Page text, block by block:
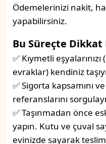
Ödemelerinizi nakit,
yapabilirsiniz.
Bu Süreçte
✅ Kıymetli
evraklar) kendiniz
✅ Sigorta kapsamını
referanslarını
✅ Taşınmadan önce
yapın. Kutu ve çuval
evinizde sayarak teslim